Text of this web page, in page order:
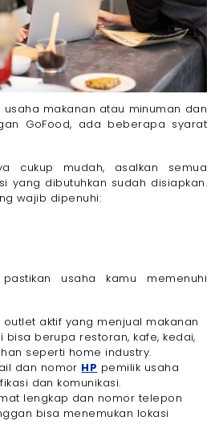
usaha makanan atau minuman dan
GoFood, ada beberapa syarat
cukup mudah, asalkan semua
yang dibutuhkan sudah disiapkan.
wajib dipenuhi:
usaha kamu memenuhi
aktif yang menjual makanan
bisa berupa restoran, kafe, kedai,
seperti home industry.
dan nomor HP pemilik usaha
dan komunikasi.
lengkap dan nomor telepon
bisa menemukan lokasi